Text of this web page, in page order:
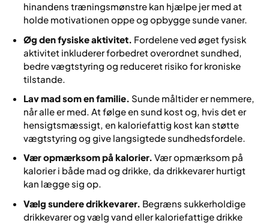
hinandens træningsmønstre kan hjælpe jer med at
holde motivationen oppe og opbygge sunde vaner.
Øg den fysiske aktivitet. Fordelene ved øget fysisk
aktivitet inkluderer forbedret overordnet sundhed,
bedre vægtstyring og reduceret risiko for kroniske
tilstande.
Lav mad som en familie. Sunde måltider er nemmere,
når alle er med. At følge en sund kost og, hvis det er
hensigtsmæssigt, en kaloriefattig kost kan støtte
vægtstyring og give langsigtede sundhedsfordele.
Vær opmærksom på kalorier. Vær opmærksom på
kalorier i både mad og drikke, da drikkevarer hurtigt
kan lægge sig op.
Vælg sundere drikkevarer. Begræns sukkerholdige
drikkevarer og vælg vand eller kaloriefattige drikke